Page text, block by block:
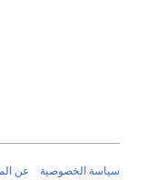
سياسة الخصوصية عن